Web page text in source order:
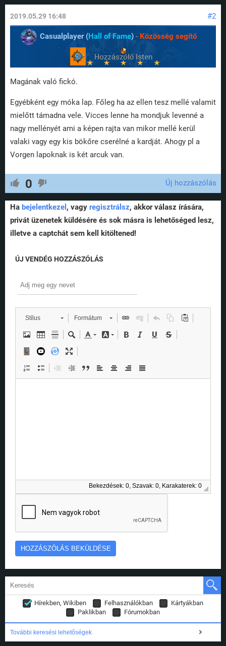
#2
2019.05.29 16:48
Casualplayer (Hall of Fame) - Közösség segítő
Magának való fickó.
Egyébként egy móka lap. Főleg ha az ellen tesz mellé valamit
mielőtt támadna vele. Vicces lenne ha mondjuk levenné a
nagy mellényét ami a képen rajta van mikor mellé kerül
valaki vagy egy kis bökőre cserélné a kardját. Ahogy pl a
Vorgen lapoknak is két arcuk van.
0 Új hozzászólás
Ha bejelentkezel , vagy regisztrálsz, akkor válasz írására,
privát üzenetek küldésére és sok másra is lehetőséged lesz,
illetve a captchát sem kell kitöltened!
ÚJ VENDÉG HOZZÁSZÓLÁS
Stílus Formátum
Bekezdések: 0, Szavak: 0, Karakaterek: 0
Hírekben, Wikiben Felhasználókban
Kártyákban
Paklikban
Fórumokban
További keresési lehetőségek